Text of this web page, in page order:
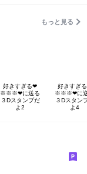
もっと見る
好きすぎる❤
※※※❤に送る
３Dスタンプだ
よ2
好きすぎ
※※※❤に
３Dスタン
よ4